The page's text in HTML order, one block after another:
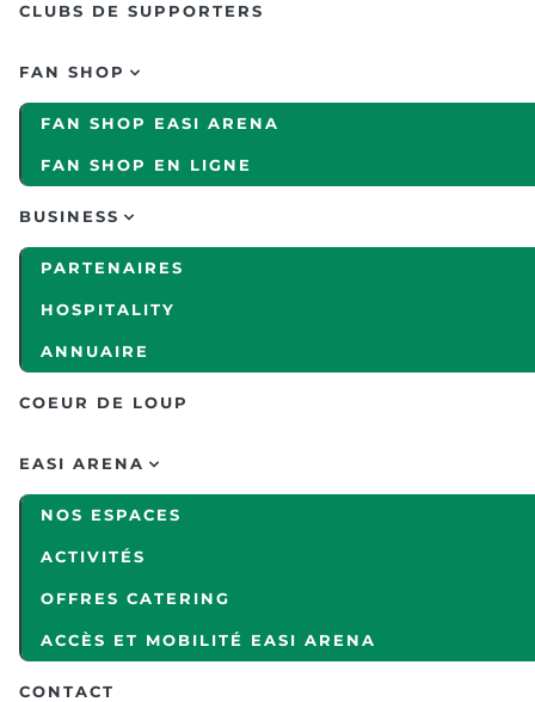
CLUBS DE SUPPORTERS
FAN SHOP
FAN SHOP EASI ARENA
FAN SHOP EN LIGNE
BUSINESS
PARTENAIRES
HOSPITALITY
ANNUAIRE
COEUR DE LOUP
EASI ARENA
NOS ESPACES
ACTIVITÉS
OFFRES CATERING
ACCÈS ET MOBILITÉ EASI ARENA
CONTACT